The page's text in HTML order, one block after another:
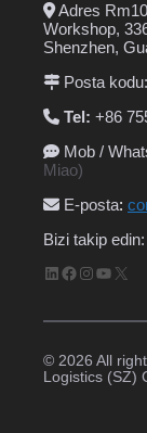
Adres
Workshop,
Shenzhen,
Posta
Tel: +86
Mob /
Miao)
E-posta:
Bizi takip edin:
LinkedIn
Facebook
Instagram
X
© 2026 All
Logistics (SZ)